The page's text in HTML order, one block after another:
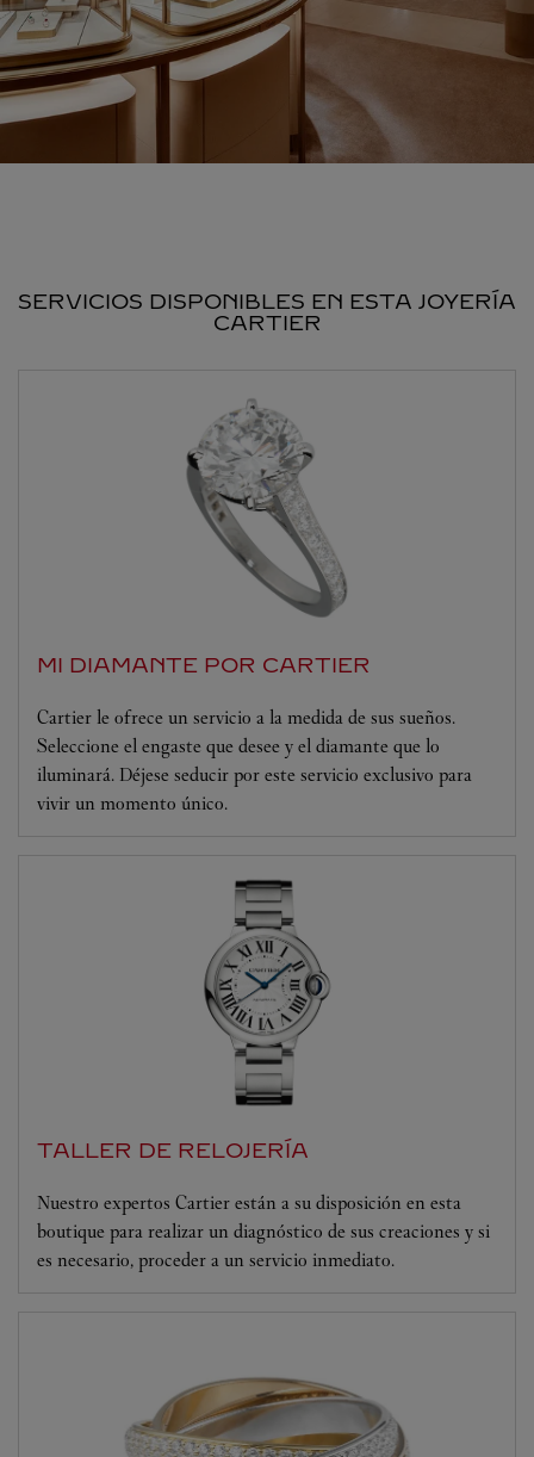
SERVICIOS DISPONIBLES EN ESTA JOYERÍA
CARTIER
MI DIAMANTE POR CARTIER
Cartier le ofrece un servicio a la medida de sus sueños.
Seleccione el engaste que desee y el diamante que lo
iluminará. Déjese seducir por este servicio exclusivo para
vivir un momento único.
TALLER DE RELOJERÍA
Nuestro expertos Cartier están a su disposición en esta
boutique para realizar un diagnóstico de sus creaciones y si
es necesario, proceder a un servicio inmediato.